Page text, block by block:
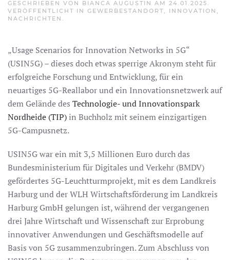
GESCHRIEBEN VON BIANCA AUGUSTIN AM 24.01.2025 .
VERÖFFENTLICHT IN GEWERBESTANDORT, INNOVATION ,
NACHRICHTEN .
„Usage Scenarios for Innovation Networks in 5G“
(USIN5G) – dieses doch etwas sperrige Akronym steht für
erfolgreiche Forschung und Entwicklung, für ein
neuartiges 5G-Reallabor und ein Innovationsnetzwerk auf
dem Gelände des Technologie- und Innovationspark
Nordheide (TIP)in Buchholz mit seinem einzigartigen
5G-Campusnetz.
USIN5G war ein mit 3,5 Millionen Euro durch das
Bundesministerium für Digitales und Verkehr (BMDV)
gefördertes 5G-Leuchtturmprojekt, mit es dem Landkreis
Harburg und der WLH Wirtschaftsförderung im Landkreis
Harburg GmbH gelungen ist, während der vergangenen
drei Jahre Wirtschaft und Wissenschaft zur Erprobung
innovativer Anwendungen und Geschäftsmodelle auf
Basis von 5G zusammenzubringen. Zum Abschluss von